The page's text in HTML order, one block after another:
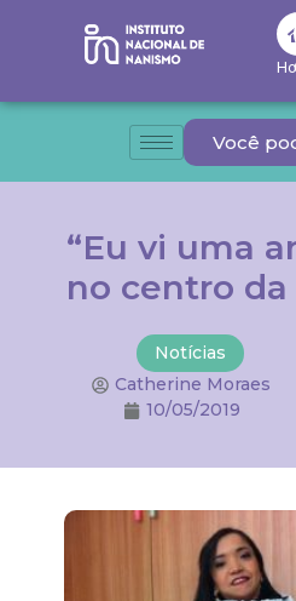
Você
“Eu vi uma
no centro da
Notícias
Catherine Moraes
10/05/2019